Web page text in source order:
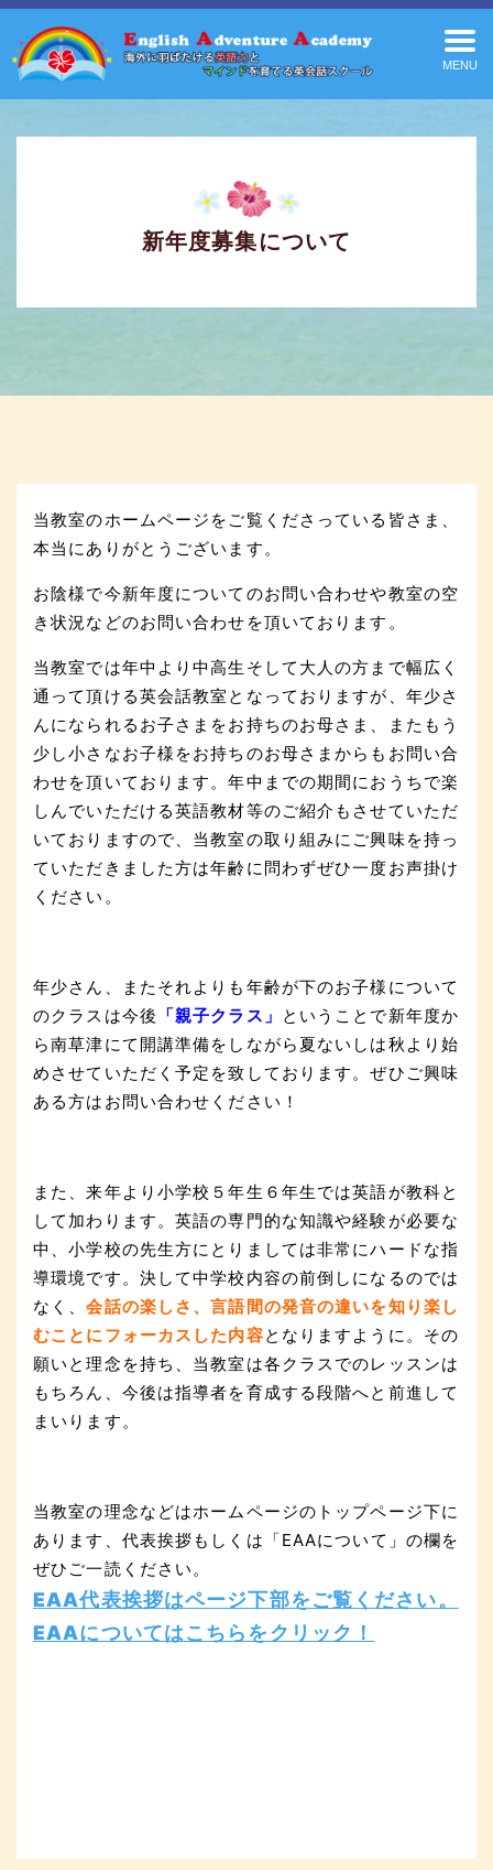
MENU
新年度募集について
当教室のホームページをご覧くださっている皆さま、
本当にありがとうございます。
お陰様で今新年度についてのお問い合わせや教室の空
き状況などのお問い合わせを頂いております。
当教室では年中より中高生そして大人の方まで幅広く
通って頂ける英会話教室となっておりますが、年少さ
んになられるお子さまをお持ちのお母さま、またもう
少し小さなお子様をお持ちのお母さまからもお問い合
わせを頂いております。年中までの期間におうちで楽
しんでいただける英語教材等のご紹介もさせていただ
いておりますので、当教室の取り組みにご興味を持っ
ていただきました方は年齢に問わずぜひ一度お声掛け
ください。
年少さん、またそれよりも年齢が下のお子様について
のクラスは今後 「親子クラス」 ということで新年度か
ら南草津にて開講準備をしながら夏ないしは秋より始
めさせていただく予定を致しております。ぜひご興味
ある方はお問い合わせください！
また、来年より小学校５年生６年生では英語が教科と
して加わります。英語の専門的な知識や経験が必要な
中、小学校の先生方にとりましては非常にハードな指
導環境です。決して中学校内容の前倒しになるのでは
なく、会話の楽しさ、言語間の発音の違いを知り楽し
むことにフォーカスした内容となりますように。その
願いと理念を持ち、当教室は各クラスでのレッスンは
もちろん、今後は指導者を育成する段階へと前進して
まいります。
当教室の理念などはホームページのトップページ下に
あります、代表挨拶もしくは「EAAについて」の欄を
ぜひご一読ください。
EAA代表挨拶はページ下部をご覧ください。
EAAについてはこちらをクリック！